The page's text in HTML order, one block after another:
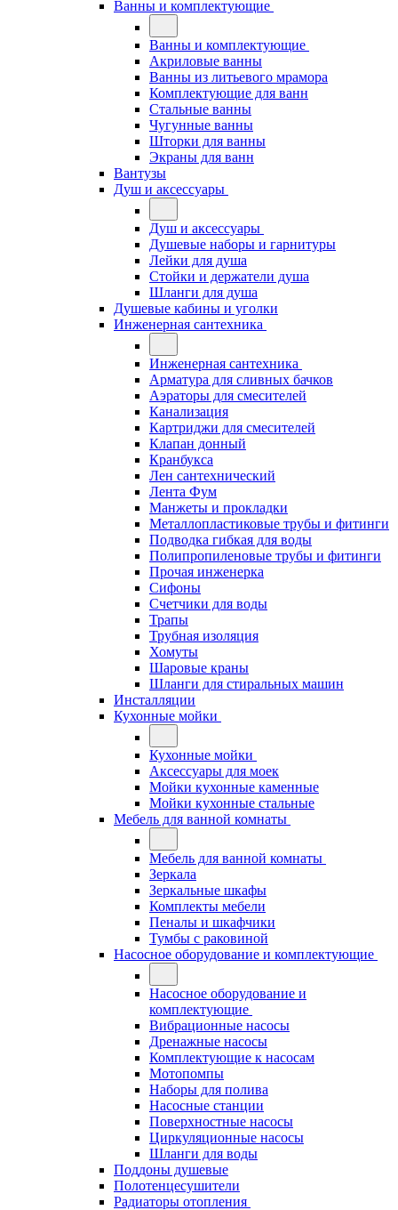
Ванны и комплектующие
Ванны и комплектующие
Акриловые ванны
Ванны из литьевого мрамора
Комплектующие для ванн
Стальные ванны
Чугунные ванны
Шторки для ванны
Экраны для ванн
Вантузы
Душ и аксессуары
Душ и аксессуары
Душевые наборы и гарнитуры
Лейки для душа
Стойки и держатели душа
Шланги для душа
Душевые кабины и уголки
Инженерная сантехника
Инженерная сантехника
Арматура для сливных бачков
Аэраторы для смесителей
Канализация
Картриджи для смесителей
Клапан донный
Кранбукса
Лен сантехнический
Лента Фум
Манжеты и прокладки
Металлопластиковые трубы и фитинги
Подводка гибкая для воды
Полипропиленовые трубы и фитинги
Прочая инженерка
Сифоны
Счетчики для воды
Трапы
Трубная изоляция
Хомуты
Шаровые краны
Шланги для стиральных машин
Инсталляции
Кухонные мойки
Кухонные мойки
Аксессуары для моек
Мойки кухонные каменные
Мойки кухонные стальные
Мебель для ванной комнаты
Мебель для ванной комнаты
Зеркала
Зеркальные шкафы
Комплекты мебели
Пеналы и шкафчики
Тумбы с раковиной
Насосное оборудование и комплектующие
Насосное оборудование и
комплектующие
Вибрационные насосы
Дренажные насосы
Комплектующие к насосам
Мотопомпы
Наборы для полива
Насосные станции
Поверхностные насосы
Циркуляционные насосы
Шланги для воды
Поддоны душевые
Полотенцесушители
Радиаторы отопления